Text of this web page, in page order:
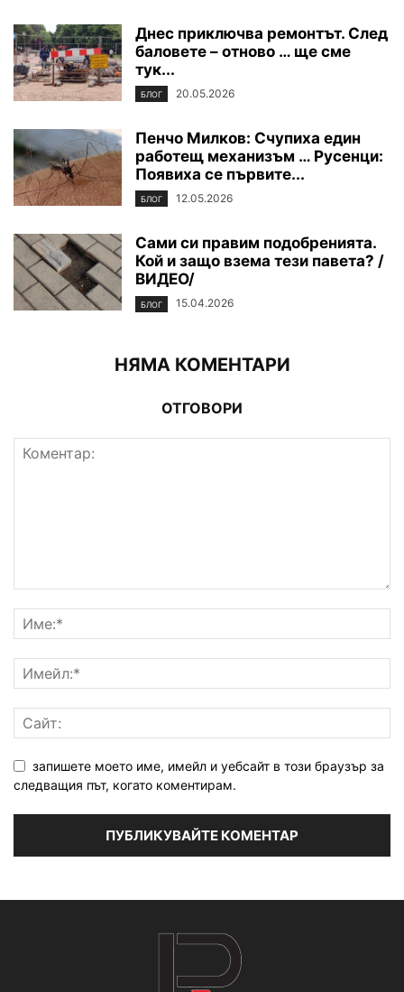
Днес приключва ремонтът. След
баловете – отново … ще сме
тук...
БЛОГ 20.05.2026
Пенчо Милков: Счупиха един
работещ механизъм … Русенци:
Появиха се първите...
БЛОГ 12.05.2026
Сами си правим подобренията.
Кой и защо взема тези павета? /
ВИДЕО/
БЛОГ 15.04.2026
НЯМА КОМЕНТАРИ
ОТГОВОРИ
запишете моето име, имейл и уебсайт в този браузър за
следващия път, когато коментирам.